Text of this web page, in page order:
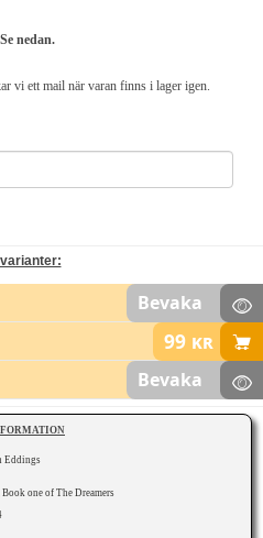
Eddings
one of The Dreamers
nedan.
vi ett mail när varan finns i lager igen.
Bevaka
99 kr
Bevaka